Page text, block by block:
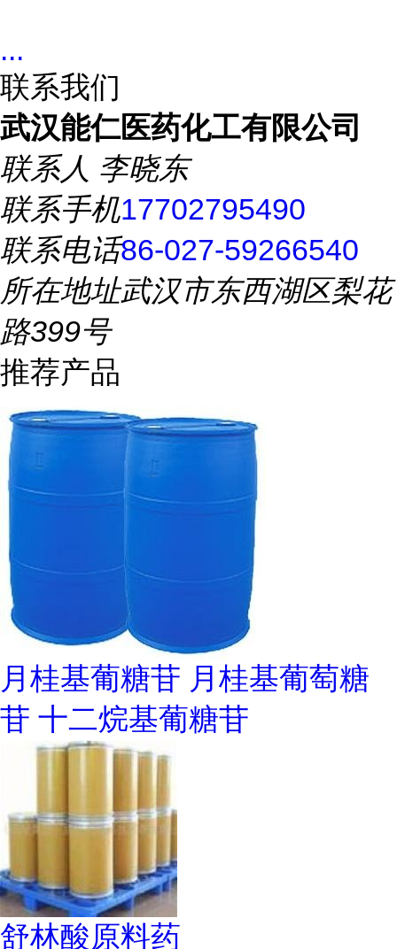
...
联系我们
武汉能仁医药化工有限公司
联系人 李晓东
联系手机17702795490
联系电话86-027-59266540
所在地址武汉市东西湖区梨花
路399号
推荐产品
月桂基葡糖苷 月桂基葡萄糖
苷 十二烷基葡糖苷
舒林酸原料药